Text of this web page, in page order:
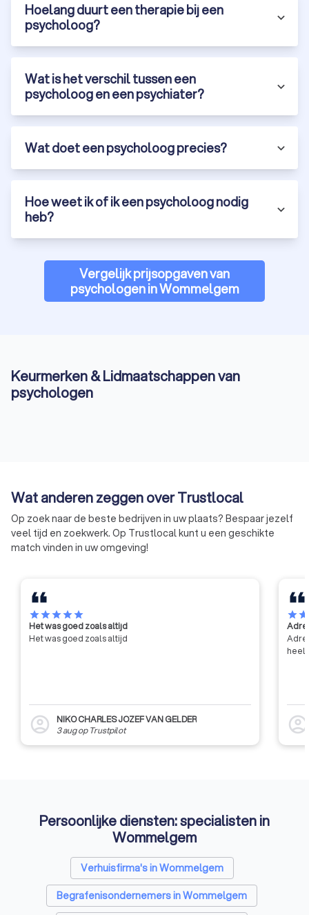
Hoelang duurt een therapie bij een
psycholoog?
Wat is het verschil tussen een
psycholoog en een psychiater?
Wat doet een psycholoog precies?
Hoe weet ik of ik een psycholoog nodig
heb?
Vergelijk prijsopgaven van
psychologen in Wommelgem
Keurmerken & Lidmaatschappen van
psychologen
Wat anderen zeggen over Trustlocal
Op zoek naar de beste bedrijven in uw plaats? Bespaar jezelf
veel tijd en zoekwerk. Op Trustlocal kunt u een geschikte
match vinden in uw omgeving!
starstarstarstarstar
Het was goed zoals altijd
Het was goed zoals altijd
account_circle
NIKO CHARLES JOZEF VAN GELDER
3 augop Trustpilot
starstar
heel
account_circle
Persoonlijke diensten: specialisten in
Wommelgem
Verhuisfirma's in Wommelgem
Begrafenisondernemers in Wommelgem